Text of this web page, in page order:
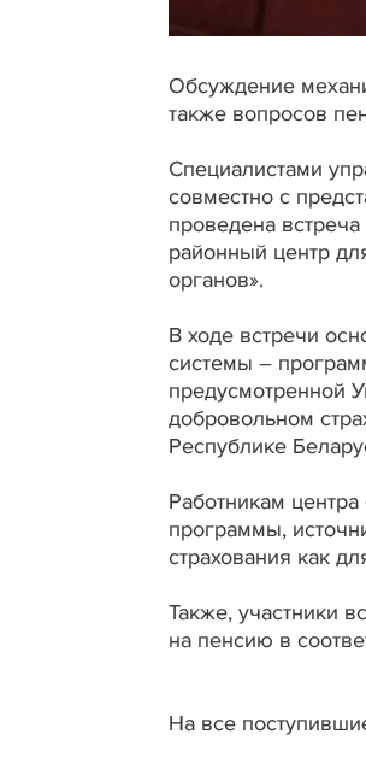
Обсуждение
также вопросов
Специалистами
совместно с
проведена
районный центр
органов».
В ходе встречи
системы –
предусмотренной
добровольном
Республике
Работникам
программы,
страхования как
Также, участники
на пенсию в
На все